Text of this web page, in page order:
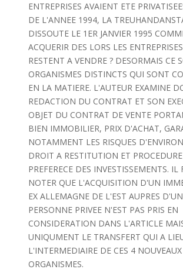
ENTREPRISES AVAIENT ETE
DE L'ANNEE 1994, LA
DISSOUTE LE 1ER JANVIER 1995
ACQUERIR DES LORS LES
RESTENT A VENDRE ? DESORMAIS CE
ORGANISMES DISTINCTS QUI SONT
EN LA MATIERE. L'AUTEUR EXAMINE
REDACTION DU CONTRAT ET SON
OBJET DU CONTRAT DE VENTE
BIEN IMMOBILIER, PRIX D'ACHAT,
NOTAMMENT LES RISQUES
DROIT A RESTITUTION ET
PREFERECE DES INVESTISSEMENTS. IL
NOTER QUE L'ACQUISITION D'UN
EX ALLEMAGNE DE L'EST AUPRES
PERSONNE PRIVEE N'EST PAS PRIS EN
CONSIDERATION DANS L'ARTICLE
UNIQUMENT LE TRANSFERT QUI A
L'INTERMEDIAIRE DE CES 4 NOUVEAUX
ORGANISMES.